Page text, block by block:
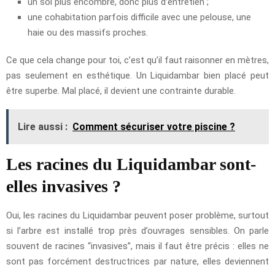
une cohabitation parfois difficile avec une pelouse, une
haie ou des massifs proches.
Ce que cela change pour toi, c’est qu’il faut raisonner en mètres,
pas seulement en esthétique. Un Liquidambar bien placé peut
être superbe. Mal placé, il devient une contrainte durable.
Lire aussi : Comment sécuriser votre piscine ?
Les racines du Liquidambar sont-
elles invasives ?
Oui, les racines du Liquidambar peuvent poser problème, surtout
si l’arbre est installé trop près d’ouvrages sensibles. On parle
souvent de racines “invasives”, mais il faut être précis : elles ne
sont pas forcément destructrices par nature, elles deviennent